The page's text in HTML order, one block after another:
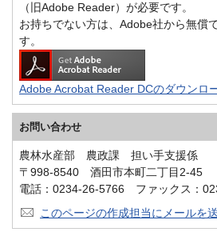
（旧Adobe Reader）が必要です。
お持ちでない方は、Adobe社から無償
す。
Adobe Acrobat Reader DCのダウンロ
お問い合わせ
農林水産部 農政課 担い手支援係
〒998-8540 酒田市本町二丁目2-45
電話：0234-26-5766 ファックス：
このページの作成担当にメールを